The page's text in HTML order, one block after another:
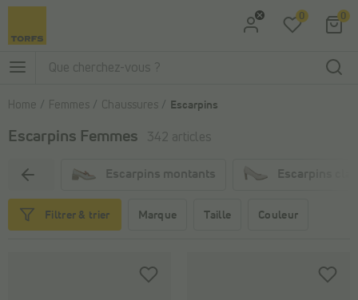
Aller au menu principal
0 0
Home Femmes Chaussures Escarpins
Escarpins Femmes 342 articles
Escarpins montants Escarpins
Filtrer & trier Marque Taille Couleur